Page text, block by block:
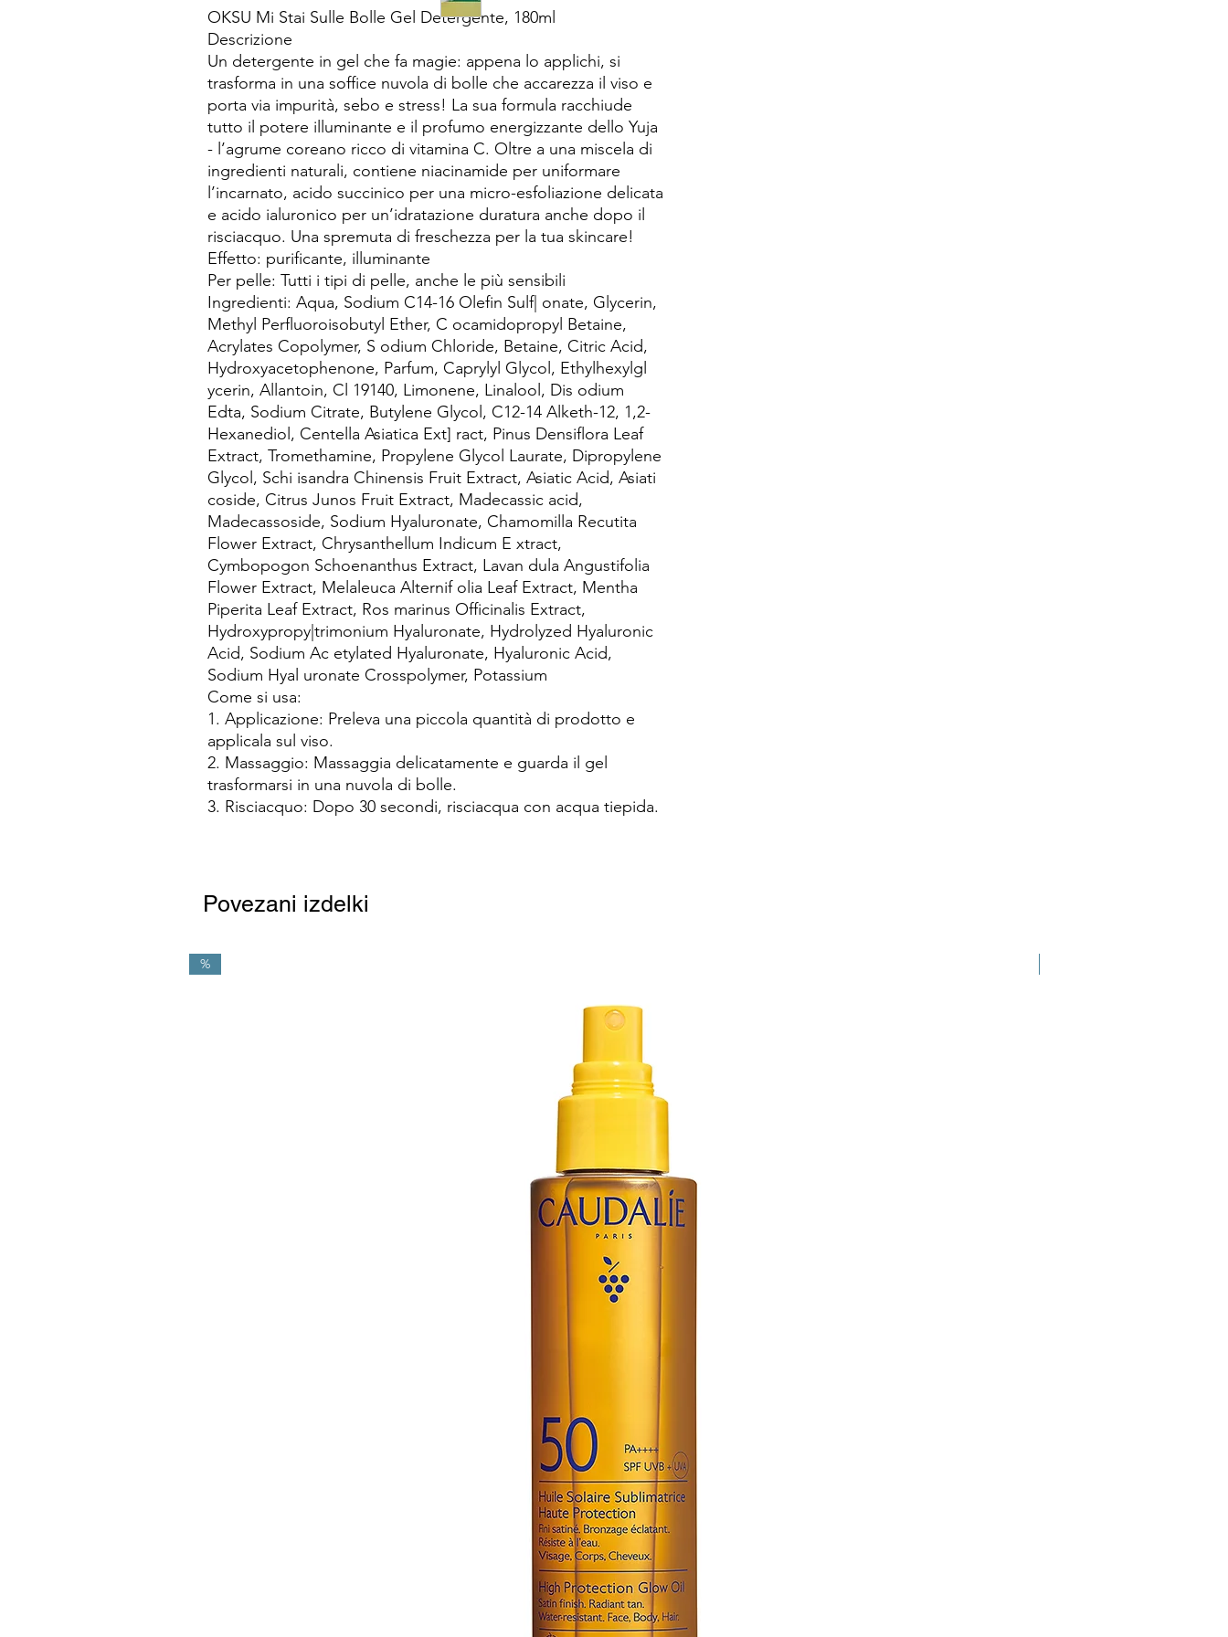
OKSU Mi Stai Sulle Bolle Gel Detergente, 180ml
Descrizione
Un detergente in gel che fa magie: appena lo applichi, si
trasforma in una soffice nuvola di bolle che accarezza il viso e
porta via impurità, sebo e stress! La sua formula racchiude
tutto il potere illuminante e il profumo energizzante dello Yuja
- l’agrume coreano ricco di vitamina C. Oltre a una miscela di
ingredienti naturali, contiene niacinamide per uniformare
l’incarnato, acido succinico per una micro-esfoliazione delicata
e acido ialuronico per un’idratazione duratura anche dopo il
risciacquo. Una spremuta di freschezza per la tua skincare!
Effetto: purificante, illuminante
Per pelle: Tutti i tipi di pelle, anche le più sensibili
Ingredienti: Aqua, Sodium C14-16 Olefin Sulf| onate, Glycerin,
Methyl Perfluoroisobutyl Ether, C ocamidopropyl Betaine,
Acrylates Copolymer, S odium Chloride, Betaine, Citric Acid,
Hydroxyacetophenone, Parfum, Caprylyl Glycol, Ethylhexylgl
ycerin, Allantoin, Cl 19140, Limonene, Linalool, Dis odium
Edta, Sodium Citrate, Butylene Glycol, C12-14 Alketh-12, 1,2-
Hexanediol, Centella Asiatica Ext] ract, Pinus Densiflora Leaf
Extract, Tromethamine, Propylene Glycol Laurate, Dipropylene
Glycol, Schi isandra Chinensis Fruit Extract, Asiatic Acid, Asiati
coside, Citrus Junos Fruit Extract, Madecassic acid,
Madecassoside, Sodium Hyaluronate, Chamomilla Recutita
Flower Extract, Chrysanthellum Indicum E xtract,
Cymbopogon Schoenanthus Extract, Lavan dula Angustifolia
Flower Extract, Melaleuca Alternif olia Leaf Extract, Mentha
Piperita Leaf Extract, Ros marinus Officinalis Extract,
Hydroxypropy|trimonium Hyaluronate, Hydrolyzed Hyaluronic
Acid, Sodium Ac etylated Hyaluronate, Hyaluronic Acid,
Sodium Hyal uronate Crosspolymer, Potassium
Come si usa:
1. Applicazione: Preleva una piccola quantità di prodotto e
applicala sul viso.
2. Massaggio: Massaggia delicatamente e guarda il gel
trasformarsi in una nuvola di bolle.
3. Risciacquo: Dopo 30 secondi, risciacqua con acqua tiepida.
Povezani izdelki
%